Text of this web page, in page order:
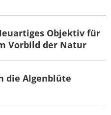
Objektiv für
Vorbild der Natur
die Algenblüte